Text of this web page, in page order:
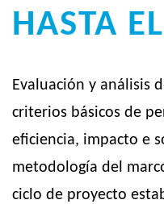
HASTA
Evaluación y análisis
criterios básicos de
eficiencia, impacto e
metodología del
ciclo de proyecto